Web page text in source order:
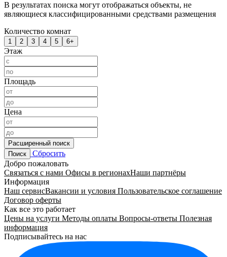
В результатах поиска могут отображаться объекты, не
являющиеся классифицированными средствами размещения
Количество комнат
1 2 3 4 5 6+
Этаж
Площадь
Цена
Расширенный поиск
Поиск
Сбросить
Добро пожаловать
Связаться с нами Офисы в регионахНаши партнёры
Информация
Наш сервисВакансии и условия Пользовательское соглашение
Договор оферты
Как все это работает
Цены на услуги Методы оплаты Вопросы-ответы Полезная
информация
Подписывайтесь на нас